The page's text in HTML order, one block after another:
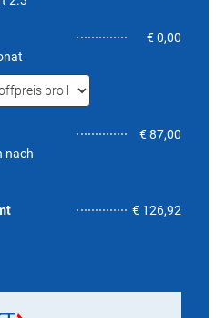
€ 0,00
nach
€ 87,00
€ 126,92